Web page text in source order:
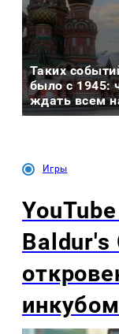
Таких
было с 1945:
ждать всем
Игры
Baldur's
инкубом